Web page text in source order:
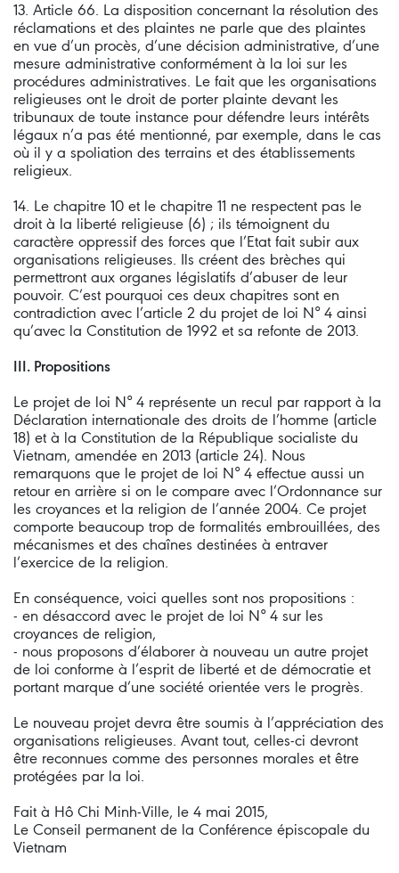
13. Article 66. La disposition concernant la résolution des
réclamations et des plaintes ne parle que des plaintes
en vue d’un procès, d’une décision administrative, d’une
mesure administrative conformément à la loi sur les
procédures administratives. Le fait que les organisations
religieuses ont le droit de porter plainte devant les
tribunaux de toute instance pour défendre leurs intérêts
légaux n’a pas été mentionné, par exemple, dans le cas
où il y a spoliation des terrains et des établissements
religieux.
14. Le chapitre 10 et le chapitre 11 ne respectent pas le
droit à la liberté religieuse (6) ; ils témoignent du
caractère oppressif des forces que l’Etat fait subir aux
organisations religieuses. Ils créent des brèches qui
permettront aux organes législatifs d’abuser de leur
pouvoir. C’est pourquoi ces deux chapitres sont en
contradiction avec l’article 2 du projet de loi N° 4 ainsi
qu’avec la Constitution de 1992 et sa refonte de 2013.
III. Propositions
Le projet de loi N° 4 représente un recul par rapport à la
Déclaration internationale des droits de l’homme (article
18) et à la Constitution de la République socialiste du
Vietnam, amendée en 2013 (article 24). Nous
remarquons que le projet de loi N° 4 effectue aussi un
retour en arrière si on le compare avec l’Ordonnance sur
les croyances et la religion de l’année 2004. Ce projet
comporte beaucoup trop de formalités embrouillées, des
mécanismes et des chaînes destinées à entraver
l’exercice de la religion.
En conséquence, voici quelles sont nos propositions :
- en désaccord avec le projet de loi N° 4 sur les
croyances de religion,
- nous proposons d’élaborer à nouveau un autre projet
de loi conforme à l’esprit de liberté et de démocratie et
portant marque d’une société orientée vers le progrès.
Le nouveau projet devra être soumis à l’appréciation des
organisations religieuses. Avant tout, celles-ci devront
être reconnues comme des personnes morales et être
protégées par la loi.
Fait à Hô Chi Minh-Ville, le 4 mai 2015,
Le Conseil permanent de la Conférence épiscopale du
Vietnam